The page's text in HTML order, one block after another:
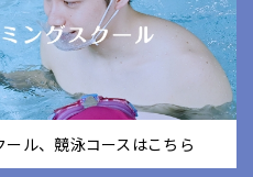
ル、競泳コースはこちら